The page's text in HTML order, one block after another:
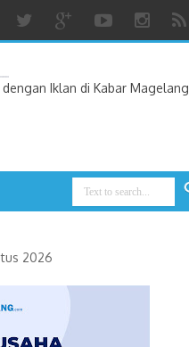
Iklan di Kabar Magelang
2026